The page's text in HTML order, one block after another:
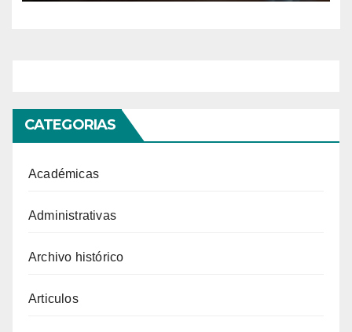
CATEGORIAS
Académicas
Administrativas
Archivo histórico
Articulos